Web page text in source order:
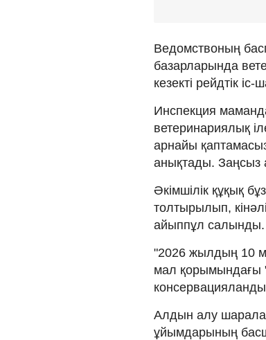
Ведомствоның
базарларында
кезекті рейдтік іс-
Инспекция
ветеринариялық
арнайы
анықтады.
Әкімшілік құқық
толтырылып,
айыппұл салынды.
"2026 жылдың 10
мал қорымындағы
Алдын алу
ұйымдарының